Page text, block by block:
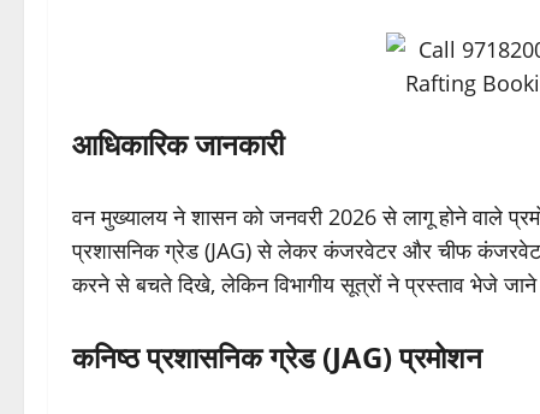
आधिकारिक जानकारी
वन मुख्यालय ने शासन को जनवरी 2026 से लागू होने वाले
प्रशासनिक ग्रेड (JAG) से लेकर कंजरवेटर और चीफ
करने से बचते दिखे, लेकिन विभागीय सूत्रों ने प्रस्ताव भेजे जाने
कनिष्ठ प्रशासनिक ग्रेड (JAG) प्रमोशन